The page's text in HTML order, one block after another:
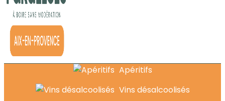
Apéritifs
Vins désalcoolisés